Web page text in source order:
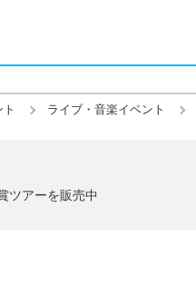
ライブ・音楽イベント
ツアーを販売中